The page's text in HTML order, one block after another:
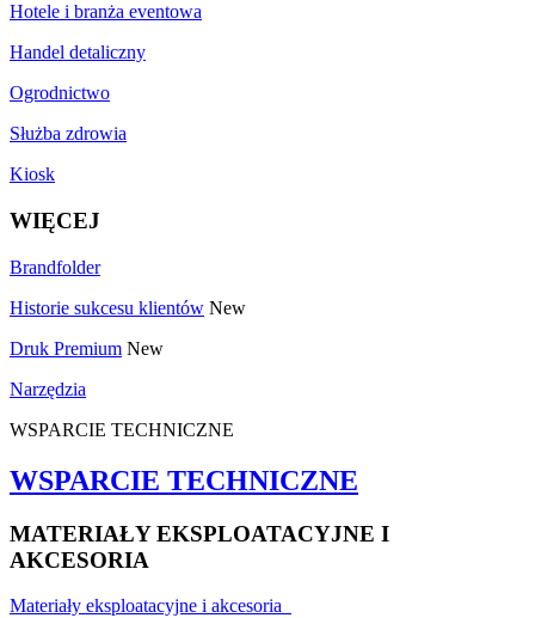
Hotele i branża eventowa
Handel detaliczny
Ogrodnictwo
Służba zdrowia
Kiosk
WIĘCEJ
Brandfolder
Historie sukcesu klientów New
Druk Premium New
Narzędzia
WSPARCIE TECHNICZNE
WSPARCIE TECHNICZNE
MATERIAŁY EKSPLOATACYJNE I
AKCESORIA
Materiały eksploatacyjne i akcesoria